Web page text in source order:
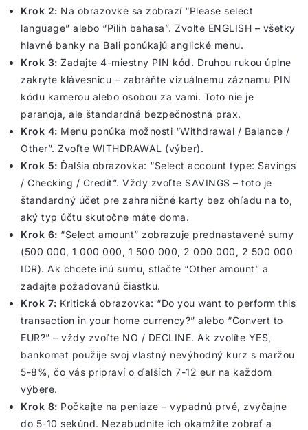
Krok 2: Na obrazovke sa zobrazí “Please select
language” alebo “Pilih bahasa”. Zvolte ENGLISH – všetky
hlavné banky na Bali ponúkajú anglické menu.
Krok 3: Zadajte 4-miestny PIN kód. Druhou rukou úplne
zakryte klávesnicu – zabráňte vizuálnemu záznamu PIN
kódu kamerou alebo osobou za vami. Toto nie je
paranoja, ale štandardná bezpečnostná prax.
Krok 4: Menu ponúka možnosti “Withdrawal / Balance /
Other”. Zvoľte WITHDRAWAL (výber).
Krok 5: Ďalšia obrazovka: “Select account type: Savings
/ Checking / Credit”. Vždy zvoľte SAVINGS – toto je
štandardný účet pre zahraničné karty bez ohľadu na to,
aký typ účtu skutočne máte doma.
Krok 6: “Select amount” zobrazuje prednastavené sumy
(500 000, 1 000 000, 1 500 000, 2 000 000, 2 500 000
IDR). Ak chcete inú sumu, stlačte “Other amount” a
zadajte požadovanú čiastku.
Krok 7: Kritická obrazovka: “Do you want to perform this
transaction in your home currency?” alebo “Convert to
EUR?” – vždy zvoľte NO / DECLINE. Ak zvolíte YES,
bankomat použije svoj vlastný nevýhodný kurz s maržou
5-8%, čo vás pripraví o ďalších 7-12 eur na každom
výbere.
Krok 8: Počkajte na peniaze – vypadnú prvé, zvyčajne
do 5-10 sekúnd. Nezabudnite ich okamžite zobrať a